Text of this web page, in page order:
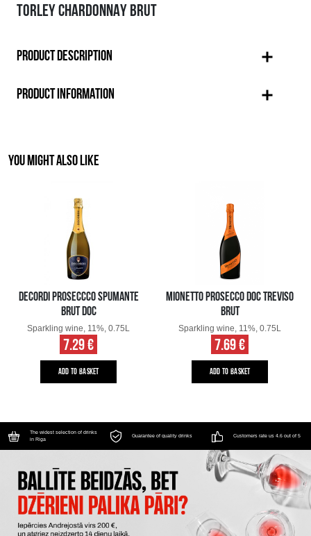
TORLEY CHARDONNAY BRUT
PRODUCT DESCRIPTION
PRODUCT INFORMATION
YOU MIGHT ALSO LIKE
DECORDI PROSECCCO SPUMANTE
BRUT DOC
Sparkling wine, 11%, 0.75L
7.29 €
ADD TO BASKET
MIONETTO PROSECCO DOC TREVISO
BRUT
Sparkling wine, 11%, 0.75L
7.69 €
ADD TO BASKET
The widest selection of drinks
in Riga
Guarantee of quality drinks Customers rate us 4.6 out of 5